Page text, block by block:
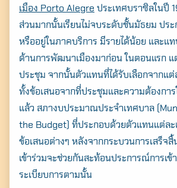
เมือง Porto Alegre ประเทศบราซิลในปี
ส่วนมากนั้นเรียนไม่จบระดับชั้นมัธยม ปร
หรืออยู่ในภาคบริการ มีรายได้น้อย และแ
ด้านการพัฒนาเมืองมาก่อน ในตอนแรก แ
ประชุม จากนั้นตัวแทนที่ได้รับเลือกจากแ
ทั้งข้อเสนอจากที่ประชุมและความต้องกา
แล้ว สภางบประมาณประจำเทศบาล
the Budget) ที่ประกอบด้วยตัวแทนแต่ละ
ข้อเสนอต่างๆ หลังจากกระบวนการเสร็จ
เข้าร่วมจะช่วยกันสะท้อนประการณ์การเข้
ระเบียบการตามนั้น